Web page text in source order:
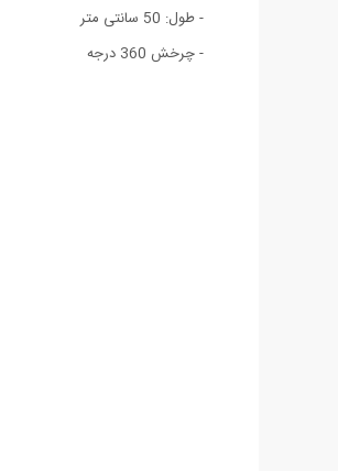
- طول: 50 سانتی متر
- چرخش 360 درجه